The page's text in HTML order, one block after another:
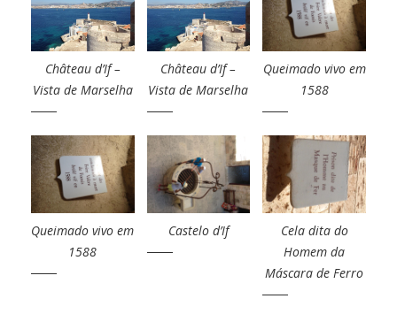
Château d’If –
Vista de Marselha
Château d’If –
Vista de Marselha
Queimado vivo em
1588
Queimado vivo em
1588
Castelo d’If
Cela dita do
Homem da
Máscara de Ferro